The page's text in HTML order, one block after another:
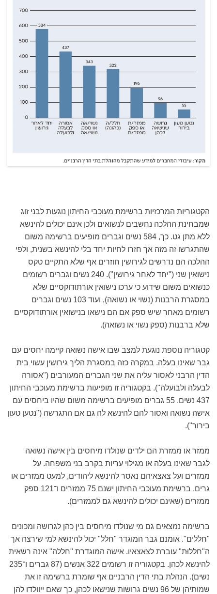
הקטגוריות המרכזיות ברשימת מעוכבי החיתון נוגעות לבני זוג
שמבחינת ההלכה נחשבים לנשואים ולכן אינם יכולים להינשא
ללא מתן גט. כך, 584 נשים וגברים מופיעים ברשימה משום
שהתגרשו זה מזה אך חזרו לחיות יחד בלי להינשא בשנית, ולפי
ההלכה הם נדרשים לגירושין חוזרים אף שלא התקיים טקס
נישואין שני ("יחד לאחר גירושין"). 240 נשים וגברים רשומים
כנשואים משום שידוע כי ערכו נישואין אורתודוקסיים שלא
במסגרת הרבנות (נשוי או נשואה), ועוד 103 נשים וגברים
רשומים מאחר שיש ספק אם הם נישאו בנישואין אורתודוקסיים
שלא ברבנות (ספק נשוי או נשואה).
קטגוריה נוספת נוגעת למצב שבו אישה נשואה קיימה יחסים עם
גבר שאינו בעלה. במקרה כזה במסגרת הליך גירושין עשוי בית
הדין הרבני לאסור עליה את שני הגברים המעורבים ("אסורה
לבעלה ולבועלה"). בקטגוריה זו מופיעות ברשימת מעוכבי החיתון
437 נשים. 55 גברים מופיעים ברשימה משום שהיו ביחסים עם
אישה נשואה ואסור להם להינשא לה גם אם התגרשה ("נטען טעון
בירור").
ממזר או ממזרת הם ילדים שנולדו מיחסים בין אישה נשואה
לגבר שאינו בעלה או מגילוי עריות בקרב בני משפחה. על
ממזרים ועל צאצאיהם נאסר להינשא ליהודים, למעט ממזרים או
גרים. ברשימת מעוכבי החיתון ישנם 75 ממזרים ו־121 ספק
ממזרים (שאינם יכולים להינשא גם לממזרים).
ברשימה נמצאים גם מי שנולדו מיחסים בין כהן לגרושה ומכונים
"חללים". אומנם גבר המוגדר "חלל" יכול להינשא למי שירצה אך
ה"חללוּת" עוברת לצאצאיו. אישה המוגדרת "חללה" אינה רשאית
להינשא לכהן. בקטגוריה זו רשומים 322 אנשים (87 גברים ו־235
נשים). הנהלת בתי הדין הרבניים אף שומרת ברשימה זו את
שמותיהן של 96 נשים גרושות שנישאו לכהן, כך שאם ייוולדו להן